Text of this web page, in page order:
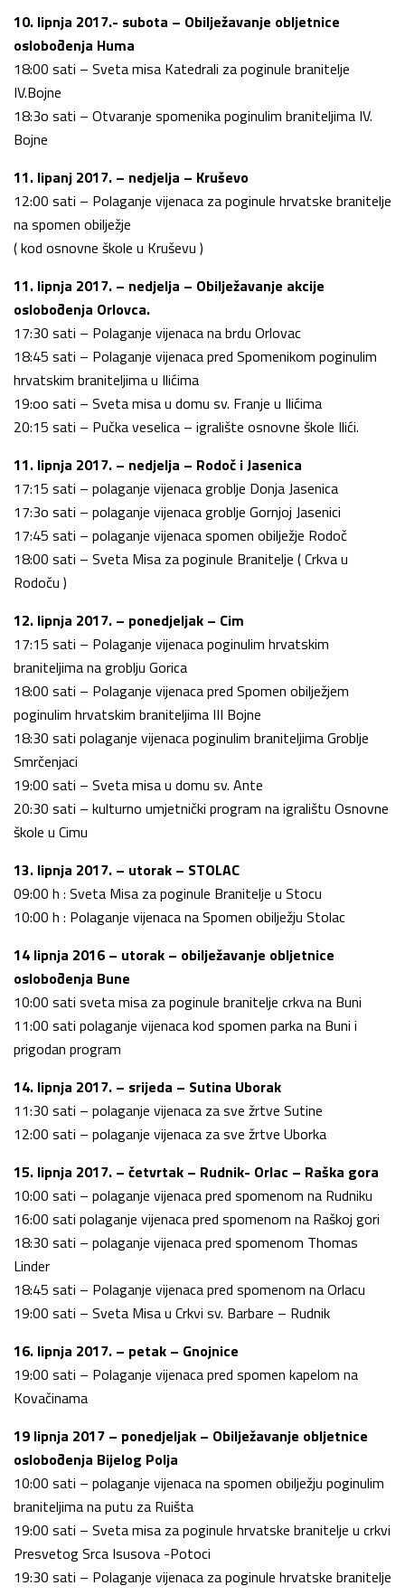
10. lipnja 2017.- subota – Obilježavanje obljetnice
oslobođenja Huma
18:00 sati – Sveta misa Katedrali za poginule branitelje
IV.Bojne
18:3o sati – Otvaranje spomenika poginulim braniteljima IV.
Bojne
11. lipanj 2017. – nedjelja – Kruševo
12:00 sati – Polaganje vijenaca za poginule hrvatske branitelje
na spomen obilježje
( kod osnovne škole u Kruševu )
11. lipnja 2017. – nedjelja – Obilježavanje akcije
oslobođenja Orlovca.
17:30 sati – Polaganje vijenaca na brdu Orlovac
18:45 sati – Polaganje vijenaca pred Spomenikom poginulim
hrvatskim braniteljima u Ilićima
19:oo sati – Sveta misa u domu sv. Franje u Ilićima
20:15 sati – Pučka veselica – igralište osnovne škole Ilići.
11. lipnja 2017. – nedjelja – Rodoč i Jasenica
17:15 sati – polaganje vijenaca groblje Donja Jasenica
17:3o sati – polaganje vijenaca groblje Gornjoj Jasenici
17:45 sati – polaganje vijenaca spomen obilježje Rodoč
18:00 sati – Sveta Misa za poginule Branitelje ( Crkva u
Rodoču )
12. lipnja 2017. – ponedjeljak – Cim
17:15 sati – Polaganje vijenaca poginulim hrvatskim
braniteljima na groblju Gorica
18:00 sati – Polaganje vijenaca pred Spomen obilježjem
poginulim hrvatskim braniteljima III Bojne
18:30 sati polaganje vijenaca poginulim braniteljima Groblje
Smrčenjaci
19:00 sati – Sveta misa u domu sv. Ante
20:30 sati – kulturno umjetnički program na igralištu Osnovne
škole u Cimu
13. lipnja 2017. – utorak – STOLAC
09:00 h : Sveta Misa za poginule Branitelje u Stocu
10:00 h : Polaganje vijenaca na Spomen obilježju Stolac
14 lipnja 2016 – utorak – obilježavanje obljetnice
oslobođenja Bune
10:00 sati sveta misa za poginule branitelje crkva na Buni
11:00 sati polaganje vijenaca kod spomen parka na Buni i
prigodan program
14. lipnja 2017. – srijeda – Sutina Uborak
11:30 sati – polaganje vijenaca za sve žrtve Sutine
12:00 sati – polaganje vijenaca za sve žrtve Uborka
15. lipnja 2017. – četvrtak – Rudnik- Orlac – Raška gora
10:00 sati – polaganje vijenaca pred spomenom na Rudniku
16:00 sati polaganje vijenaca pred spomenom na Raškoj gori
18:30 sati – polaganje vijenaca pred spomenom Thomas
Linder
18:45 sati – Polaganje vijenaca pred spomenom na Orlacu
19:00 sati – Sveta Misa u Crkvi sv. Barbare – Rudnik
16. lipnja 2017. – petak – Gnojnice
19:00 sati – Polaganje vijenaca pred spomen kapelom na
Kovačinama
19 lipnja 2017 – ponedjeljak – Obilježavanje obljetnice
oslobođenja Bijelog Polja
10:00 sati – polaganje vijenaca na spomen obilježju poginulim
braniteljima na putu za Ruišta
19:00 sati – Sveta misa za poginule hrvatske branitelje u crkvi
Presvetog Srca Isusova -Potoci
19:30 sati – Polaganje vijenaca za poginule hrvatske branitelje